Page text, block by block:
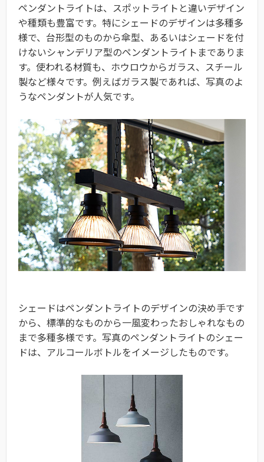
ペンダントライトは、スポットライトと違いデザイン
や種類も豊富です。特にシェードのデザインは多種多
様で、台形型のものから傘型、あるいはシェードを付
けないシャンデリア型のペンダントライトまでありま
す。使われる材質も、ホウロウからガラス、スチール
製など様々です。例えばガラス製であれば、写真のよ
うなペンダントが人気です。
シェードはペンダントライトのデザインの決め手です
から、標準的なものから一風変わったおしゃれなもの
まで多種多様です。写真のペンダントライトのシェー
ドは、アルコールボトルをイメージしたものです。